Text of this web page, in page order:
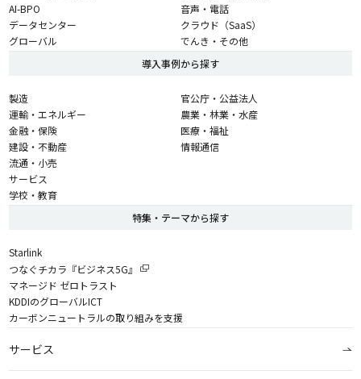
AI-BPO
データセンター
グローバル
音声・電話
クラウド（SaaS）
でんき・その他
導入事例から探す
製造
運輸・エネルギー
金融・保険
建設・不動産
流通・小売
サービス
学校・教育
官公庁・公益法人
農業・林業・水産
医療・福祉
情報通信
特集・テーマから探す
Starlink
つなぐチカラ『ビジネス5G』
マネージド ゼロトラスト
KDDIのグローバルICT
カーボンニュートラルの取り組みを支援
サービス